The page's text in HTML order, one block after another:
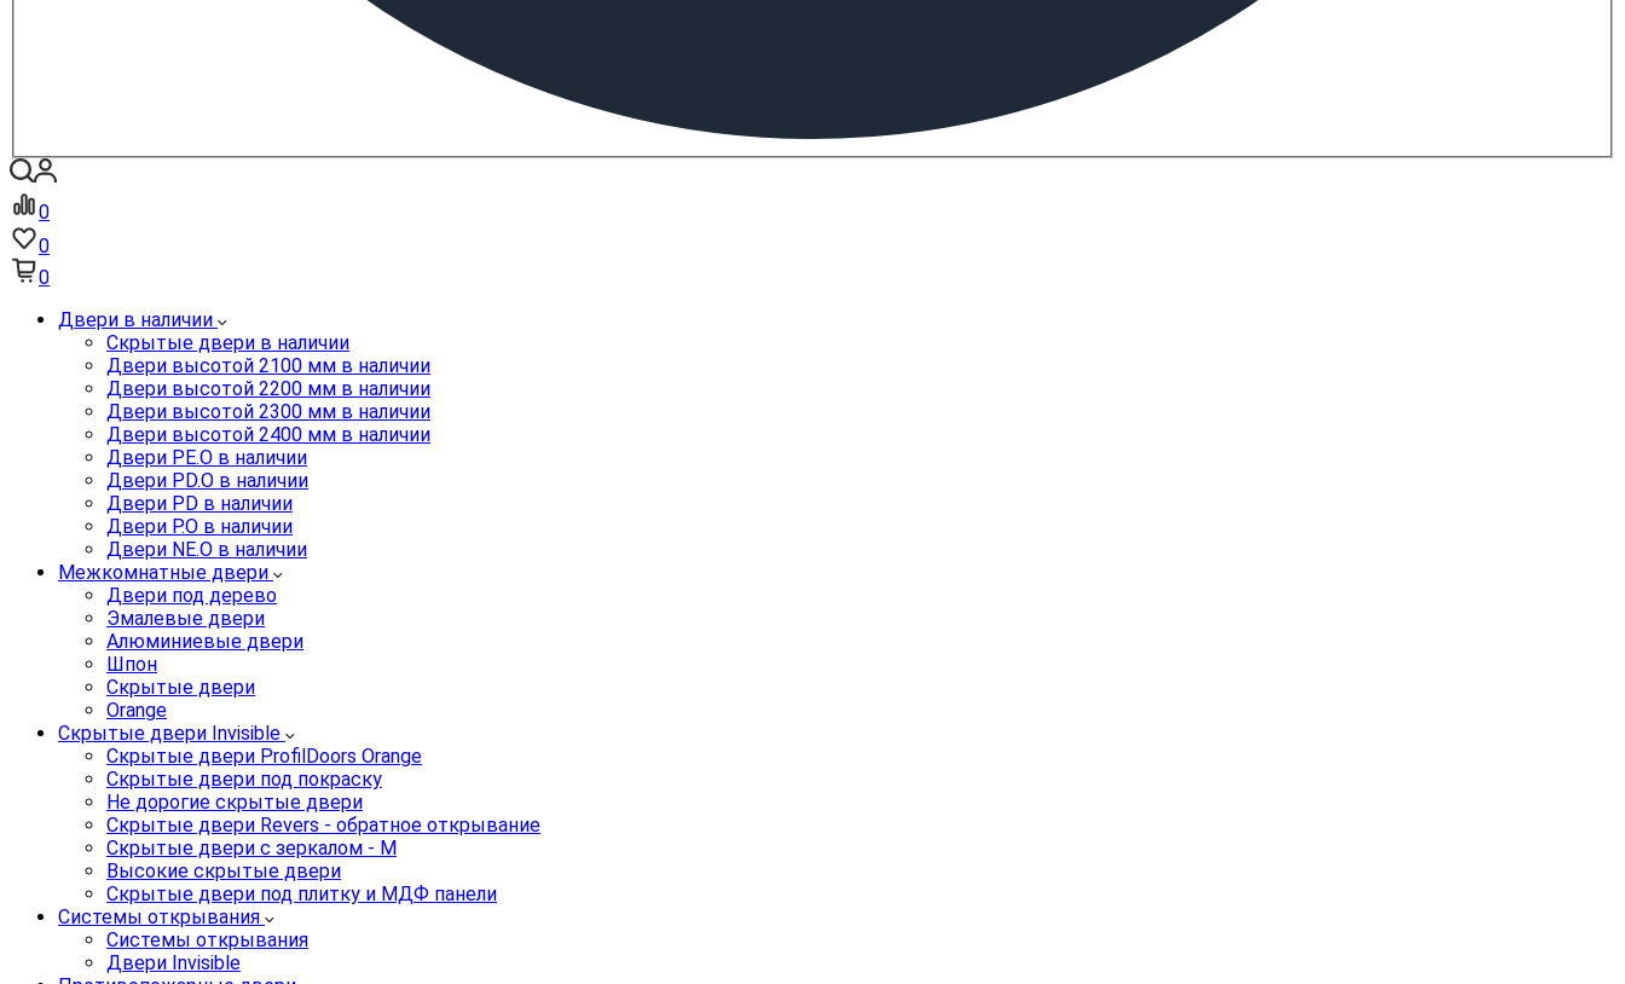
0
0
0
Двери в наличии
Скрытые двери в наличии
Двери высотой 2100 мм в наличии
Двери высотой 2200 мм в наличии
Двери высотой 2300 мм в наличии
Двери высотой 2400 мм в наличии
Двери PE.O в наличии
Двери PD.O в наличии
Двери PD в наличии
Двери P.O в наличии
Двери NE.O в наличии
Межкомнатные двери
Двери под дерево
Эмалевые двери
Алюминиевые двери
Шпон
Скрытые двери
Orange
Скрытые двери Invisible
Скрытые двери ProfilDoors Orange
Скрытые двери под покраску
Не дорогие скрытые двери
Скрытые двери Revers - обратное открывание
Скрытые двери с зеркалом - M
Высокие скрытые двери
Скрытые двери под плитку и МДФ панели
Системы открывания
Системы открывания
Двери Invisible